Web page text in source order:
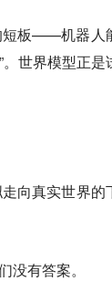
短板——机器人
世界模型正是
向真实世界的
有答案。